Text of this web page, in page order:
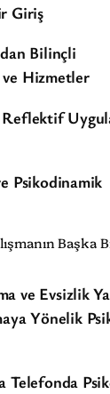
Giriş
Bilinçli
Hizmetler
Psikodinamik
Başka
ve Evsizlik
Yönelik
Telefonda